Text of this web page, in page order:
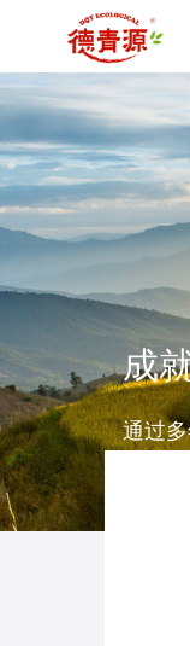
成
通过
功帮